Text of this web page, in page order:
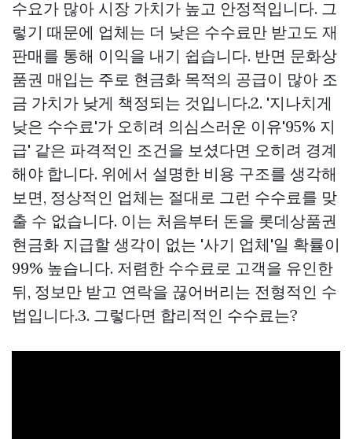
수요가 많아 시장 가치가 높고 안정적입니다. 그
렇기 때문에 업체는 더 낮은 수수료만 받고도 재
판매를 통해 이익을 내기 쉽습니다. 반면 문화상
품권 매입는 주로 현금화 목적의 공급이 많아 조
금 가치가 낮게 책정되는 것입니다.2. '지나치게
낮은 수수료'가 오히려 의심스러운 이유'95% 지
급' 같은 파격적인 조건을 보셨다면 오히려 경계
해야 합니다. 위에서 설명한 비용 구조를 생각해
보면, 정상적인 업체는 절대로 그런 수수료를 맞
출 수 없습니다. 이는 처음부터 돈을 롯데상품권
현금화 지급할 생각이 없는 '사기 업체'일 확률이
99% 높습니다. 저렴한 수수료로 고객을 유인한
뒤, 정보만 받고 연락을 끊어버리는 전형적인 수
법입니다.3. 그렇다면 합리적인 수수료는?